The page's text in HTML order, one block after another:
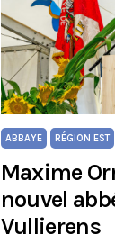
ABBAYE RÉGION EST
Maxime
nouvel
Vullierens